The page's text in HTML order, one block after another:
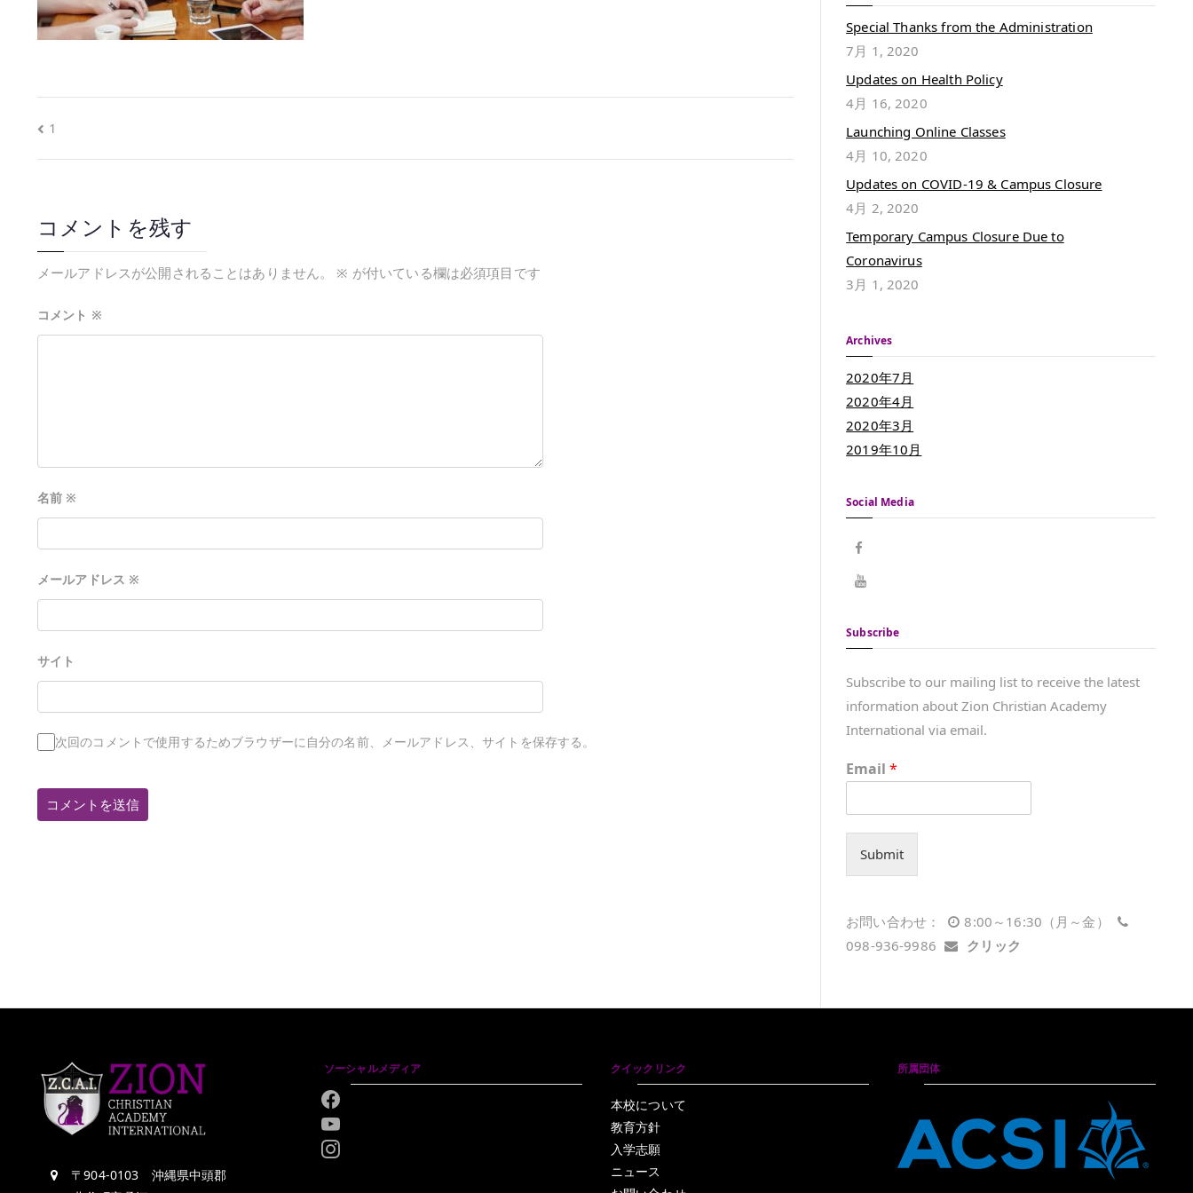
1
コメントを残す
メールアドレスが公開されることはありません。 ※ が付いている欄は必須項目です
コメント ※
名前 ※
メールアドレス ※
サイト
次回のコメントで使用するためブラウザーに自分の名前、メールアドレス、サイトを保存する。
Special Thanks from the Administration
7月 1, 2020
Updates on Health Policy
4月 16, 2020
Launching Online Classes
4月 10, 2020
Updates on COVID-19 & Campus Closure
4月 2, 2020
Temporary Campus Closure Due to
Coronavirus
3月 1, 2020
Archives
2020年7月
2020年4月
2020年3月
2019年10月
Social Media
Subscribe
Subscribe to our mailing list to receive the latest
information about Zion Christian Academy
International via email.
Email*
Submit
お問い合わせ：
8:00～16:30（月～金）
098-936-9986
クリック
〒904-0103 沖縄県中頭郡
ソーシャルメディア クイックリンク
本校について
教育方針
入学志願
ニュース
所属団体